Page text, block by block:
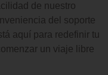
de nuestro
del soporte
aquí para redefinir tu
un viaje libre